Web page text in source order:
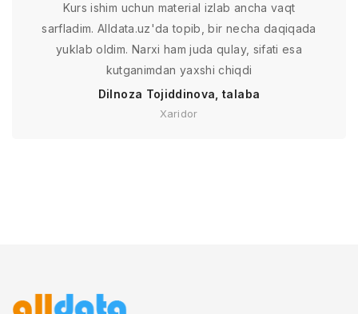
Kurs ishim uchun material izlab ancha vaqt
sarfladim. Alldata.uz'da topib, bir necha daqiqada
yuklab oldim. Narxi ham juda qulay, sifati esa
kutganimdan yaxshi chiqdi
Dilnoza Tojiddinova, talaba
Xaridor